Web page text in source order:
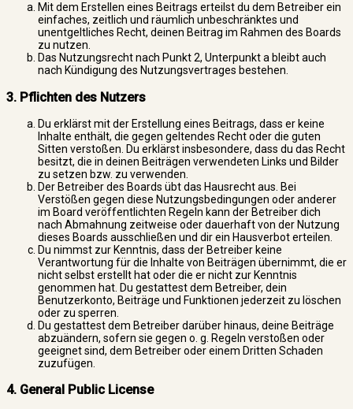
Mit dem Erstellen eines Beitrags erteilst du dem Betreiber ein
einfaches, zeitlich und räumlich unbeschränktes und
unentgeltliches Recht, deinen Beitrag im Rahmen des Boards
zu nutzen.
Das Nutzungsrecht nach Punkt 2, Unterpunkt a bleibt auch
nach Kündigung des Nutzungsvertrages bestehen.
3. Pflichten des Nutzers
Du erklärst mit der Erstellung eines Beitrags, dass er keine
Inhalte enthält, die gegen geltendes Recht oder die guten
Sitten verstoßen. Du erklärst insbesondere, dass du das Recht
besitzt, die in deinen Beiträgen verwendeten Links und Bilder
zu setzen bzw. zu verwenden.
Der Betreiber des Boards übt das Hausrecht aus. Bei
Verstößen gegen diese Nutzungsbedingungen oder anderer
im Board veröffentlichten Regeln kann der Betreiber dich
nach Abmahnung zeitweise oder dauerhaft von der Nutzung
dieses Boards ausschließen und dir ein Hausverbot erteilen.
Du nimmst zur Kenntnis, dass der Betreiber keine
Verantwortung für die Inhalte von Beiträgen übernimmt, die er
nicht selbst erstellt hat oder die er nicht zur Kenntnis
genommen hat. Du gestattest dem Betreiber, dein
Benutzerkonto, Beiträge und Funktionen jederzeit zu löschen
oder zu sperren.
Du gestattest dem Betreiber darüber hinaus, deine Beiträge
abzuändern, sofern sie gegen o. g. Regeln verstoßen oder
geeignet sind, dem Betreiber oder einem Dritten Schaden
zuzufügen.
4. General Public License